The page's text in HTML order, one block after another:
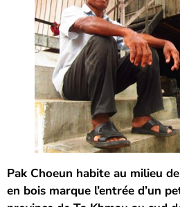
Pak Choeun habite au milieu
en bois marque l’entrée d’un